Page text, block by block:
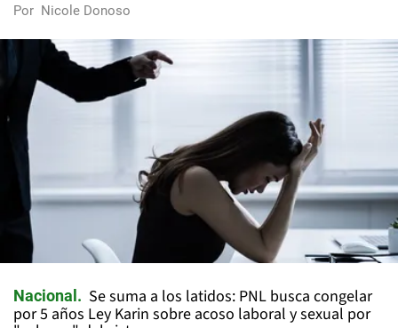
Por Nicole Donoso
Nacional
Se suma a los latidos: PNL busca congelar
por 5 años Ley Karin sobre acoso laboral y sexual por